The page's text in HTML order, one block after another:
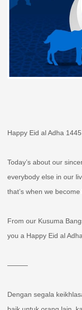
Happy Eid al Adha
Today’s about our
everybody else in our
that’s when we become
From our Kusuma
you a Happy Eid al
———
Dengan segala